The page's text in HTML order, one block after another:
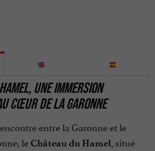
UNE IMMERSION
CŒUR DE LA GARONNE
entre la Garonne et le
leChâteau du Hamel, situé